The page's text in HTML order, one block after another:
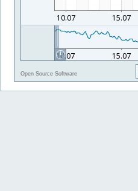
Open Source Software